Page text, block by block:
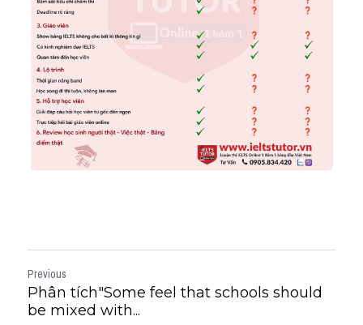
Previous
Phân tích"Some feel that schools should
be mixed with...